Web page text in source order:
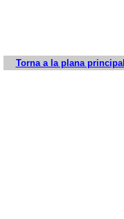
Torna a la plana principal